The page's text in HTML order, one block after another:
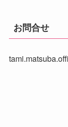
お問合せ